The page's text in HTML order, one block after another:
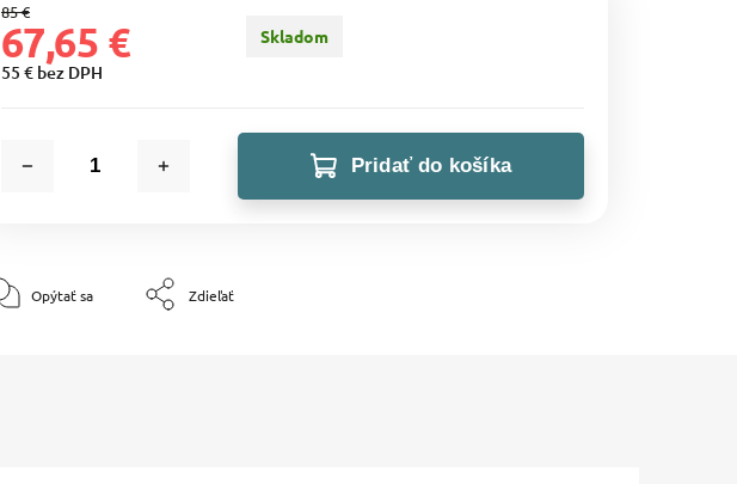
85 €
67,65 €
55 € bez DPH
Skladom
Pridať do košíka
Opýtať sa Zdieľať